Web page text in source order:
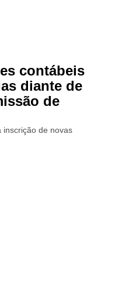
contábeis
diante de
de
inscrição de novas